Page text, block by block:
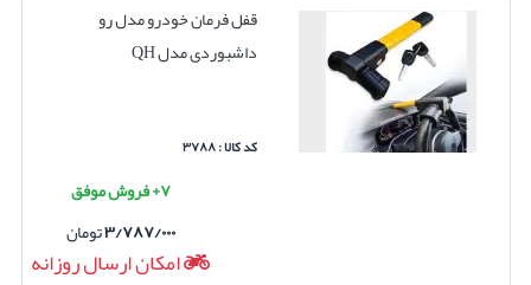
قفل فرمان خودرو مدل رو
داشبوردی مدل QH
کد کالا : ۳۷۸۸
۷+ فروش موفق
۳/۷۸۷/۰۰۰تومان
امکان ارسال روزانه